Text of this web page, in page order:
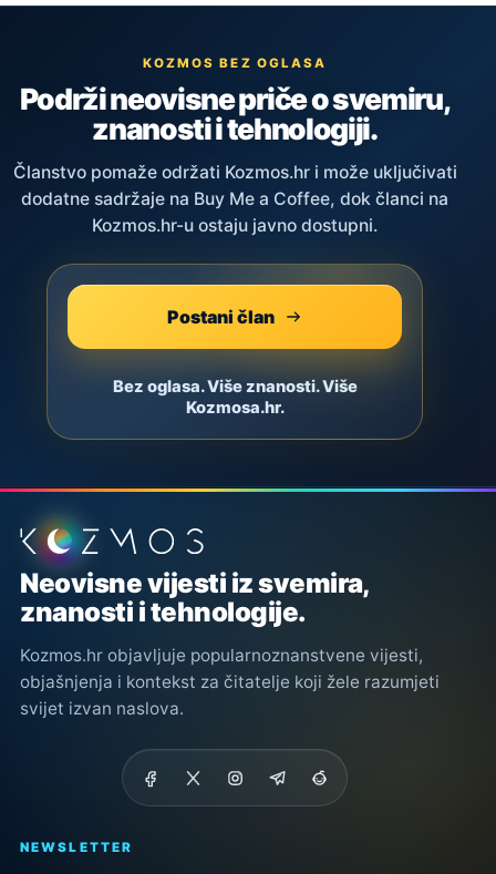
KOZMOS BEZ OGLASA
Podrži neovisne priče o svemiru,
znanosti i tehnologiji.
Članstvo pomaže održati Kozmos.hr i može uključivati
dodatne sadržaje na Buy Me a Coffee, dok članci na
Kozmos.hr-u ostaju javno dostupni.
Postani član
Bez oglasa. Više znanosti. Više
Kozmosa.hr.
Podnožje stranice
Neovisne vijesti iz svemira,
znanosti i tehnologije.
Kozmos.hr objavljuje popularnoznanstvene vijesti,
objašnjenja i kontekst za čitatelje koji žele razumjeti
svijet izvan naslova.
NEWSLETTER